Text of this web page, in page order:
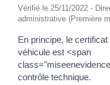
Vérifié le 25/11/2022 -
administrative (Première
En principe, le
véhicule est <span
contrôle technique.